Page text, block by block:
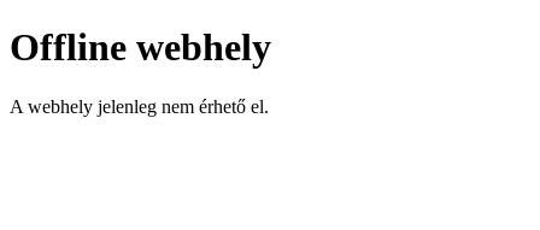
Offline webhely
A webhely jelenleg nem érhető el.